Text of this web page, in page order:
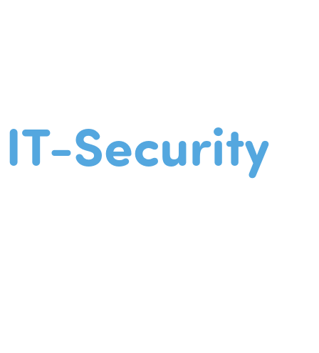
IT-Security